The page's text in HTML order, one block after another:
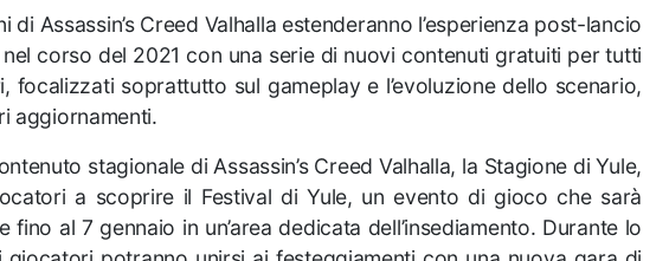
di Assassin’s Creed Valhalla estenderanno l’esperienza post-lancio
corso del 2021 con una serie di nuovi contenuti gratuiti per tutti
focalizzati soprattutto sul gameplay e l’evoluzione dello scenario,
aggiornamenti.
stagionale di Assassin’s Creed Valhalla, la Stagione di Yule,
a scoprire il Festival di Yule, un evento di gioco che sarà
fino al 7 gennaio in un’area dedicata dell’insediamento. Durante lo